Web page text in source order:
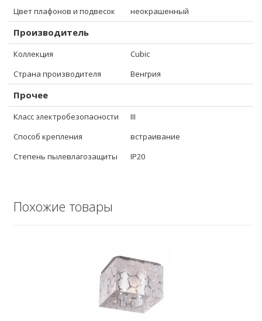
Цвет плафонов и подвесок неокрашенный
Производитель
Коллекция
Cubic
Страна производителя
Венгрия
Прочее
Класс электробезопасности
III
Способ крепления
встраивание
Степень пылевлагозащиты
IP20
Похожие товары